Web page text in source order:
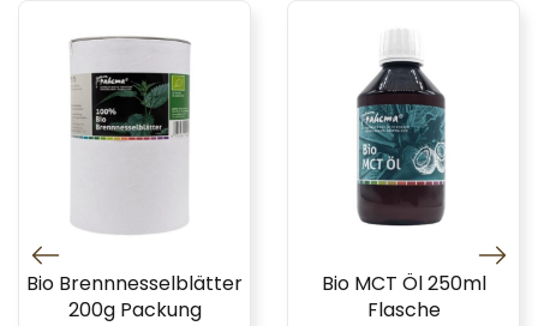
Bio Brennnesselblätter
200g Packung
Bio MCT Öl 250ml
Flasche